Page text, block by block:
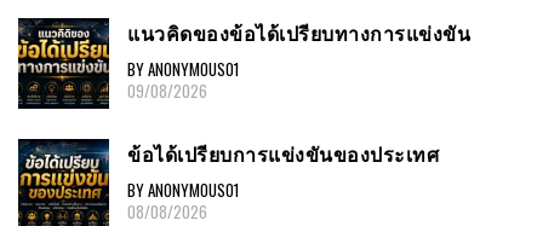
แนวคิดของข้อได้เปรียบทางการแข่งขัน
BY ANONYMOUS01
09/08/2026
ข้อได้เปรียบการแข่งขันของประเทศ
BY ANONYMOUS01
08/08/2026